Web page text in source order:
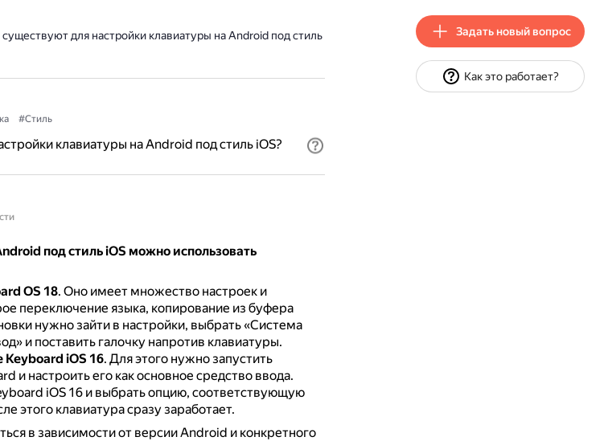
для настройки клавиатуры на Android под стиль
#Стиль
клавиатуры на Android под стиль iOS?
под стиль iOS можно использовать
OS 18. Оно имеет множество настроек и
переключение языка, копирование из буфера
нужно зайти в настройки, выбрать «Система
и поставить галочку напротив клавиатуры.
iOS 16. Для этого нужно запустить
и настроить его как основное средство ввода.
iOS 16 и выбрать опцию, соответствующую
этого клавиатура сразу заработает.
в зависимости от версии Android и конкретного
Задать новый вопрос
Как это работает?